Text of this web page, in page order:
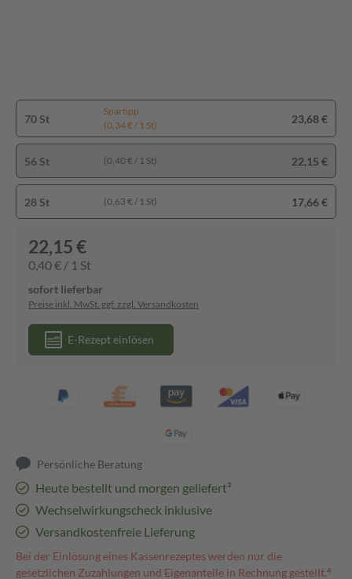
70 St
Spartipp
(0,34 € / 1 St)
23,68 €
56 St (0,40 € / 1 St) 22,15 €
28 St (0,63 € / 1 St) 17,66 €
22,15 €
0,40 € / 1 St
sofort lieferbar
Preise inkl. MwSt. ggf. zzgl. Versandkosten
E-Rezept einlösen
Persönliche Beratung
Heute bestellt und morgen geliefert³
Wechselwirkungscheck inklusive
Versandkostenfreie Lieferung
Bei der Einlösung eines Kassenrezeptes werden nur die
gesetzlichen Zuzahlungen und Eigenanteile in Rechnung gestellt.⁴